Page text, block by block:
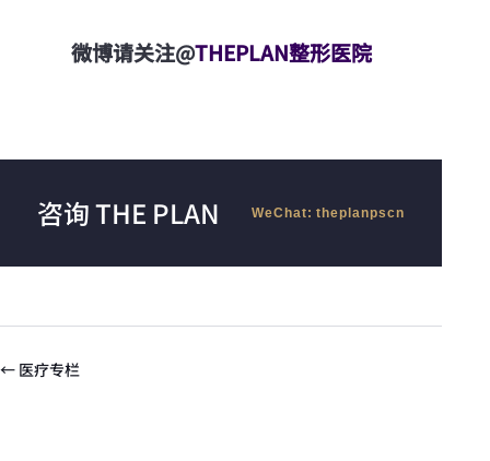
微博请关注@THEPLAN整形医院
咨询 THE PLAN WeChat: theplanpscn
← 医疗专栏